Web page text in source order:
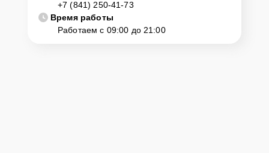
крупногабаритной техники, он может заказать курьерскую
доставку или услугу выезда мастера. Специалист приедет в
удобное место и время, проведет тщательную диагностику и при
+7 (841) 250-41-73
Время работы
Работаем с 09:00 до 21:00